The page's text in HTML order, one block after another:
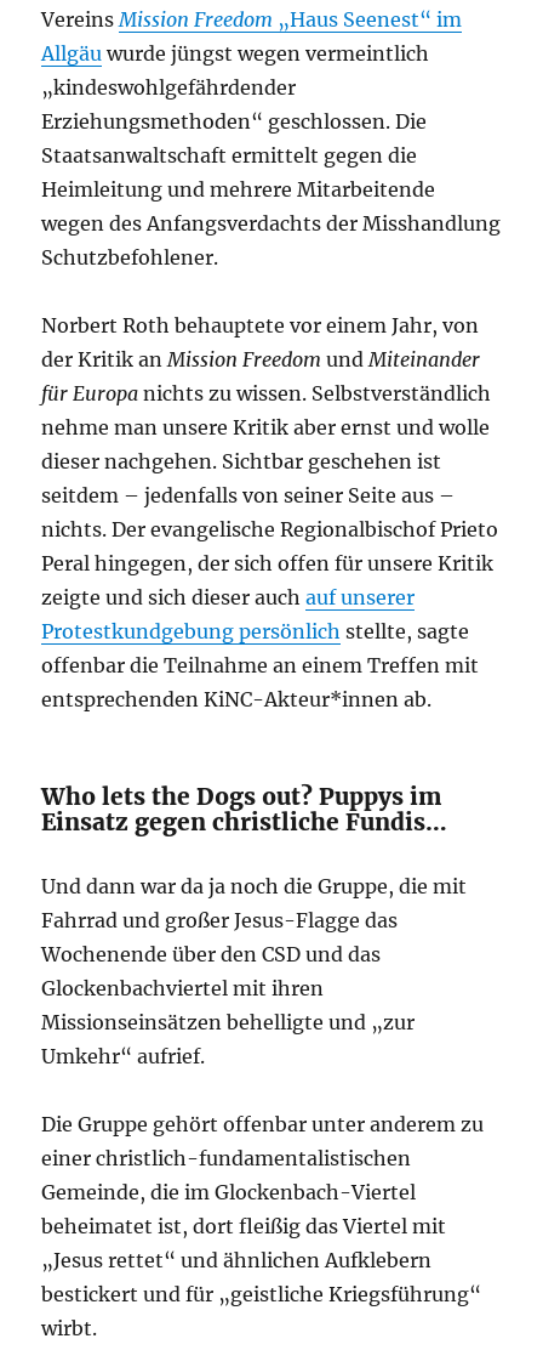
VereinsMission Freedom „Haus Seenest“ im
Allgäu wurde jüngst wegen vermeintlich
„kindeswohlgefährdender
Erziehungsmethoden“ geschlossen. Die
Staatsanwaltschaft ermittelt gegen die
Heimleitung und mehrere Mitarbeitende
wegen des Anfangsverdachts der Misshandlung
Schutzbefohlener.
Norbert Roth behauptete vor einem Jahr, von
der Kritik anMission Freedom undMiteinander
für Europa nichts zu wissen. Selbstverständlich
nehme man unsere Kritik aber ernst und wolle
dieser nachgehen. Sichtbar geschehen ist
seitdem – jedenfalls von seiner Seite aus –
nichts. Der evangelische Regionalbischof Prieto
Peral hingegen, der sich offen für unsere Kritik
zeigte und sich dieser auchauf unserer
Protestkundgebung persönlich stellte, sagte
offenbar die Teilnahme an einem Treffen mit
entsprechenden KiNC-Akteur*innen ab.
Who lets the Dogs out? Puppys im
Einsatz gegen christliche Fundis…
Und dann war da ja noch die Gruppe, die mit
Fahrrad und großer Jesus-Flagge das
Wochenende über den CSD und das
Glockenbachviertel mit ihren
Missionseinsätzen behelligte und „zur
Umkehr“ aufrief.
Die Gruppe gehört offenbar unter anderem zu
einer christlich-fundamentalistischen
Gemeinde, die im Glockenbach-Viertel
beheimatet ist, dort fleißig das Viertel mit
„Jesus rettet“ und ähnlichen Aufklebern
bestickert und für „geistliche Kriegsführung“
wirbt.